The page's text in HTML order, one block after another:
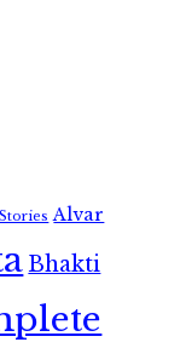
Alvar
Bhakti